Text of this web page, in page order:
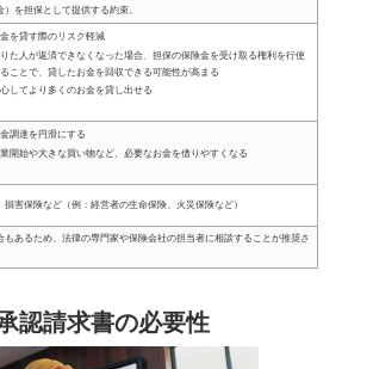
）を担保として提供する約束。
を貸す際のリスク軽減
た人が返済できなくなった場合、担保の保険金を受け取る権利を行使
ことで、貸したお金を回収できる可能性が高まる
してより多くのお金を貸し出せる
調達を円滑にする
開始や大きな買い物など、必要なお金を借りやすくなる
損害保険など（例：経営者の生命保険、火災保険など）
もあるため、法律の専門家や保険会社の担当者に相談することが推奨さ
認請求書の必要性